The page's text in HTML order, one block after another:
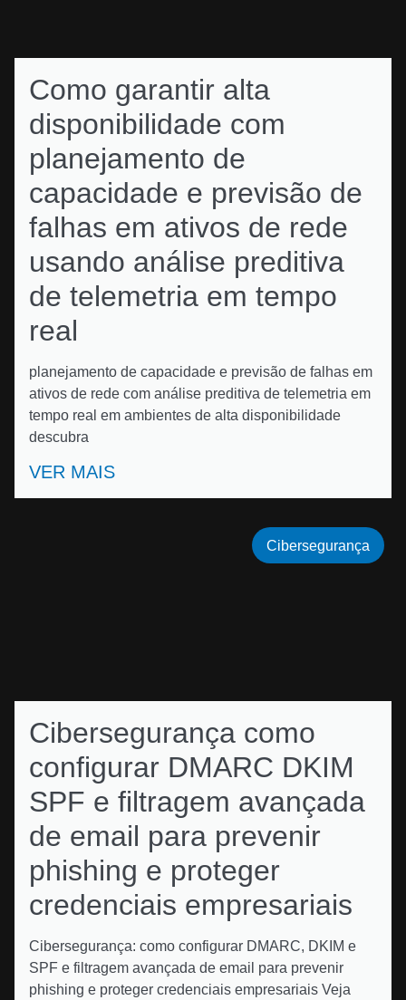
Como garantir alta
disponibilidade com
planejamento de
capacidade e previsão de
falhas em ativos de rede
usando análise preditiva
de telemetria em tempo
real
planejamento de capacidade e previsão de falhas em
ativos de rede com análise preditiva de telemetria em
tempo real em ambientes de alta disponibilidade
descubra
VER MAIS
Cibersegurança como
configurar DMARC DKIM
SPF e filtragem avançada
de email para prevenir
phishing e proteger
credenciais empresariais
Cibersegurança: como configurar DMARC, DKIM e
SPF e filtragem avançada de email para prevenir
phishing e proteger credenciais empresariais Veja
Cibersegurança